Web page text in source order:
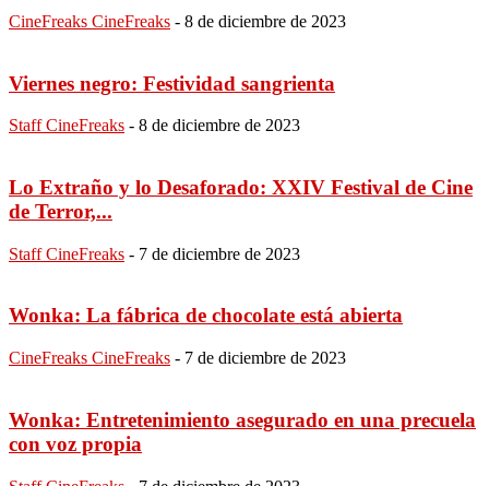
CineFreaks CineFreaks - 8 de diciembre de 2023
Viernes negro: Festividad sangrienta
Staff CineFreaks - 8 de diciembre de 2023
Lo Extraño y lo Desaforado: XXIV Festival de Cine
de Terror,...
Staff CineFreaks - 7 de diciembre de 2023
Wonka: La fábrica de chocolate está abierta
CineFreaks CineFreaks - 7 de diciembre de 2023
Wonka: Entretenimiento asegurado en una precuela
con voz propia